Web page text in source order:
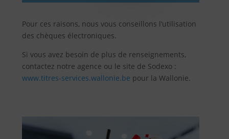
Pour ces raisons, nous vous conseillons l‘utilisation
des chèques électroniques.
Si vous avez besoin de plus de renseignements,
contactez notre agence ou le site de Sodexo :
www.titres-services.wallonie.be pour la Wallonie.